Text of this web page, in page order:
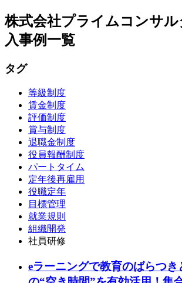
株式会社プライムコンサ
入事例一覧
タグ
等級制度
賃金制度
評価制度
賞与制度
退職金制度
役員報酬制度
パートタイム
定年後再雇用
役職定年
目標管理
就業規則
組織開発
社員研修
eラーニングで教育のばらつき